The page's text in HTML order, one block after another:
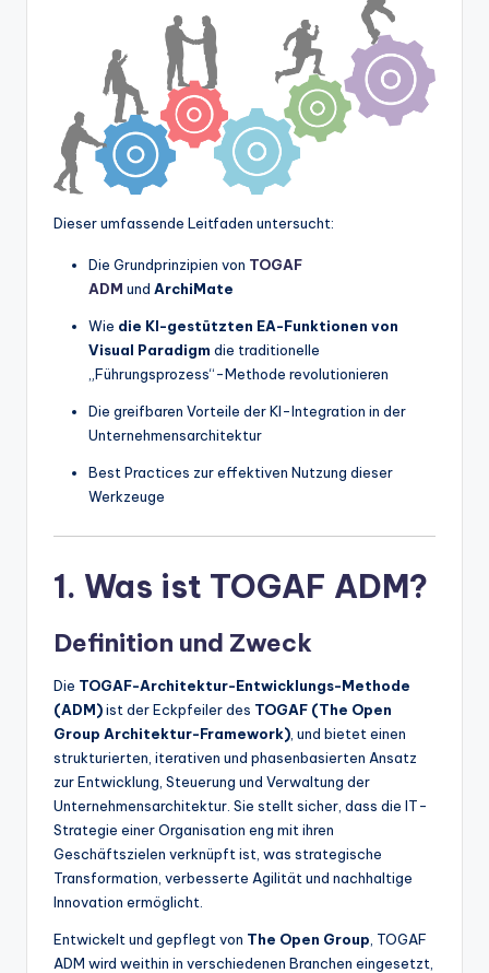
p
dDieser umfassende Leitfaden untersucht:
Die Grundprinzipien von TOGAF
ADM und ArchiMate
Wie die KI-gestützten EA-Funktionen von
Visual Paradigm die traditionelle
„Führungsprozess“-Methode revolutionieren
Die greifbaren Vorteile der KI-Integration in der
Unternehmensarchitektur
Best Practices zur effektiven Nutzung dieser
Werkzeuge
1. Was ist TOGAF ADM?
Definition und Zweck
Die TOGAF-Architektur-Entwicklungs-Methode
(ADM)ist der Eckpfeiler des TOGAF (The Open
Group Architektur-Framework) , und bietet einen
strukturierten, iterativen und phasenbasierten Ansatz
zur Entwicklung, Steuerung und Verwaltung der
Unternehmensarchitektur. Sie stellt sicher, dass die IT-
Strategie einer Organisation eng mit ihren
Geschäftszielen verknüpft ist, was strategische
Transformation, verbesserte Agilität und nachhaltige
Innovation ermöglicht.
Entwickelt und gepflegt von The Open Group , TOGAF
ADM wird weithin in verschiedenen Branchen eingesetzt,